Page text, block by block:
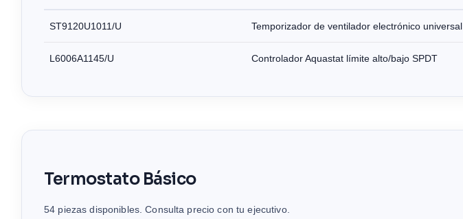
ST9120U1011/U Temporizador de ventilador electrónico universal
L6006A1145/U Controlador Aquastat límite alto/bajo SPDT
Termostato Básico
54 piezas disponibles. Consulta precio con tu ejecutivo.